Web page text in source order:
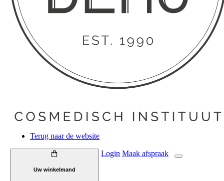
Terug naar de website
Uw winkelmand
Login Maak afspraak